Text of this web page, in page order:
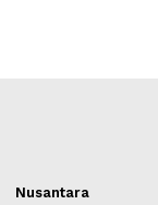
Nusantara